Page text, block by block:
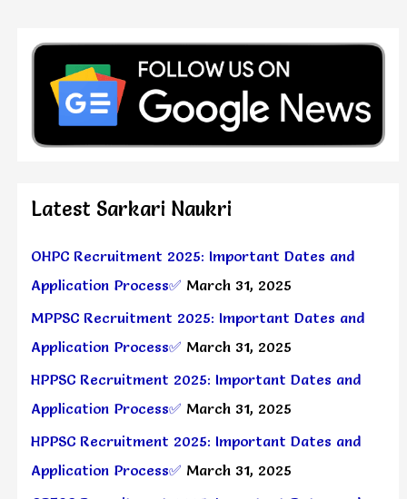
Latest Sarkari Naukri
OHPC Recruitment 2025: Important Dates and
Application Process✅ March 31, 2025
MPPSC Recruitment 2025: Important Dates and
Application Process✅ March 31, 2025
HPPSC Recruitment 2025: Important Dates and
Application Process✅ March 31, 2025
HPPSC Recruitment 2025: Important Dates and
Application Process✅ March 31, 2025